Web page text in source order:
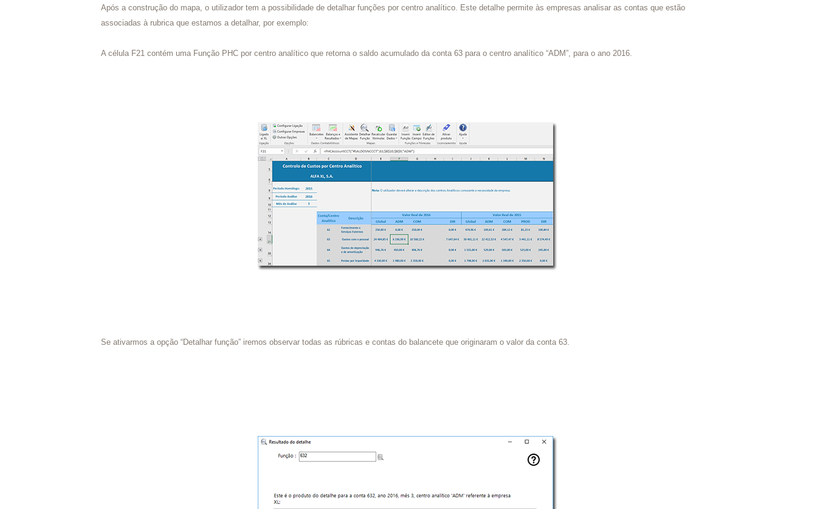
Após a construção do mapa, o utilizador tem a possibilidade de detalhar funções por centro analítico. Este detalhe permite às empresas analisar as contas que estão
associadas à rubrica que estamos a detalhar, por exemplo:
A célula F21 contém uma Função PHC por centro analítico que retorna o saldo acumulado da conta 63 para o centro analítico “ADM”, para o ano 2016.
Se ativarmos a opção “Detalhar função” iremos observar todas as rúbricas e contas do balancete que originaram o valor da conta 63.